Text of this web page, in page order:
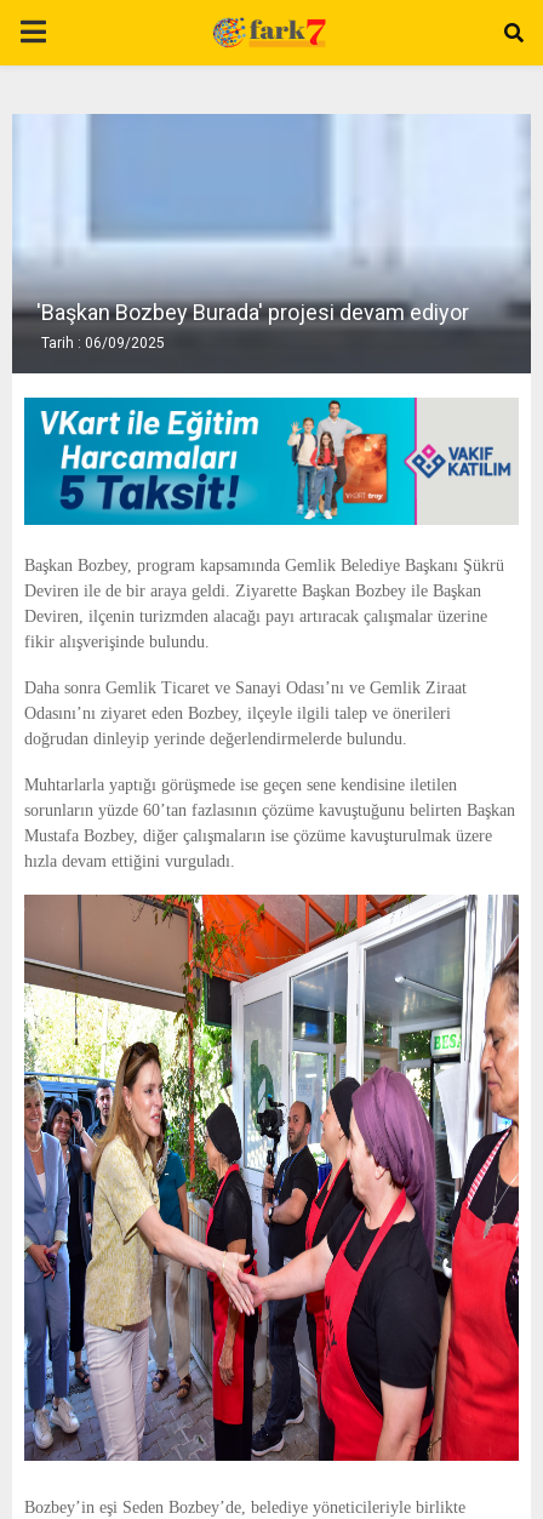
P
A
E
N
U
'Başkan Bozbey Burada' projesi devam ediyor
Tarih : 06/09/2025
Başkan Bozbey, program kapsamında Gemlik Belediye Başkanı Şükrü
Deviren ile de bir araya geldi. Ziyarette Başkan Bozbey ile Başkan
Deviren, ilçenin turizmden alacağı payı artıracak çalışmalar üzerine
fikir alışverişinde bulundu.
Daha sonra Gemlik Ticaret ve Sanayi Odası’nı ve Gemlik Ziraat
Odasını’nı ziyaret eden Bozbey, ilçeyle ilgili talep ve önerileri
doğrudan dinleyip yerinde değerlendirmelerde bulundu.
Muhtarlarla yaptığı görüşmede ise geçen sene kendisine iletilen
sorunların yüzde 60’tan fazlasının çözüme kavuştuğunu belirten Başkan
Mustafa Bozbey, diğer çalışmaların ise çözüme kavuşturulmak üzere
hızla devam ettiğini vurguladı.
Bozbey’in eşi Seden Bozbey’de, belediye yöneticileriyle birlikte